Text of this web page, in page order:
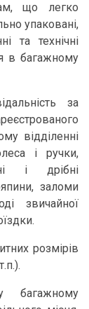
що легко
упаковані,
та технічні
в багажному
за
відділенні
і ручки,
і дрібні
заломи
звичайної
розмірів
багажному